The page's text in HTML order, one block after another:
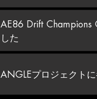
AE86 Drift Champions
した
ANGLEプロジェクト